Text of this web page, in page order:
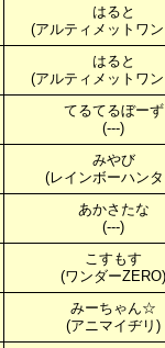
はると
(アルティメットワ
はると
(アルティメットワ
てるてるぼーず
(---)
みやび
(レインボーハン
あかさたな
(---)
こすもす
(ワンダーZERO)
みーちゃん☆
(アニマイヂリ)